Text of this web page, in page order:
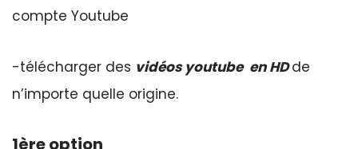
compte Youtube
-télécharger des vidéos youtube en HD de
n’importe quelle origine.
1ère option